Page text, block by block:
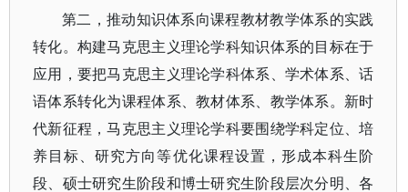
第二，推动知识体系向课程教材教学体系的实践
转化。构建马克思主义理论学科知识体系的目标在于
应用，要把马克思主义理论学科体系、学术体系、话
语体系转化为课程体系、教材体系、教学体系。新时
代新征程，马克思主义理论学科要围绕学科定位、培
养目标、研究方向等优化课程设置，形成本科生阶
段、硕士研究生阶段和博士研究生阶段层次分明、各